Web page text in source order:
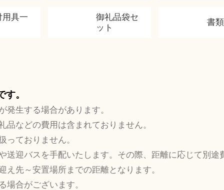
用具一
御礼品袋セ
ット
書
。
発生する場合があります。
などの費用は含まれておりません。
っておりません。
送迎バスを手配いたします。その際、距離に応じて別途
先～安置場所までの距離となります。
場合がございます。